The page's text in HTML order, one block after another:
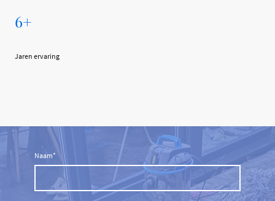
6+
Jaren ervaring
Naam*